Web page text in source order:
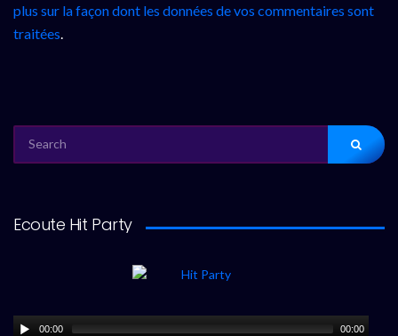
plus sur la façon dont les données de vos commentaires sont
traitées.
FOR:
Ecoute Hit Party
00:00 00:00